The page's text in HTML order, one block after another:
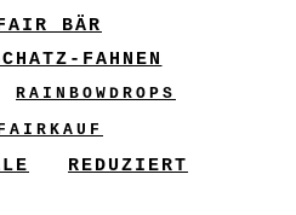
BÄR
FAHNEN
RAINBOWDROPS
REDUZIERT